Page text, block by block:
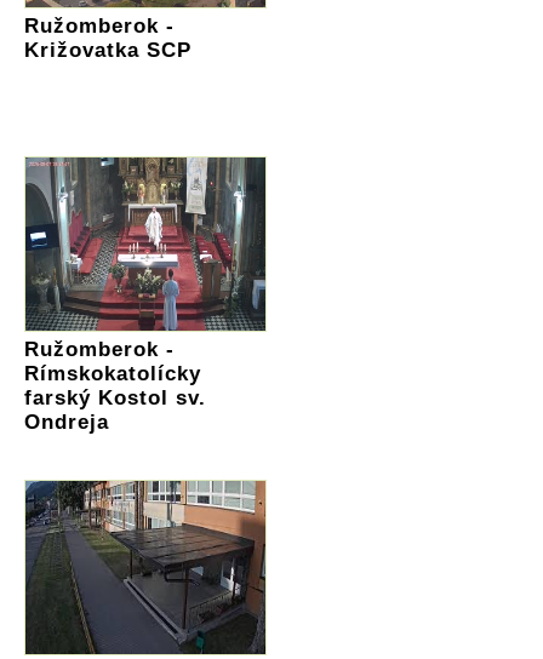
Ružomberok -
Križovatka SCP
Ružomberok -
Rímskokatolícky
farský Kostol sv.
Ondreja